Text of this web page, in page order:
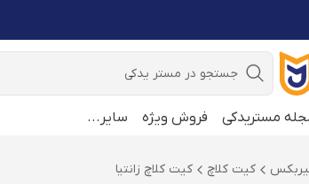
جستجو
مستریدکی فروش ویژه سایر ...
کیت کلاچ کیت کلاچ زانتیا